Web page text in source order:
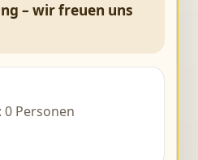
– wir freuen uns
Personen